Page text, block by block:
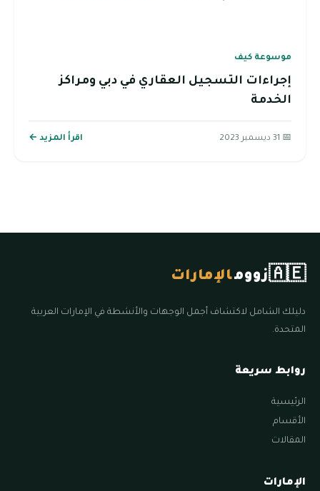
موسوعة كيف
إجراءات التسجيل العقاري في دبي ومراكز
الخدمة
📅 31 ديسمبر 2023 اقرأ المزيد ←
🇦🇪زوومالإمارات
دليلك الشامل لاكتشاف أجمل الوجهات والأنشطة في الإمارات العربية
المتحدة.
روابط سريعة
الرئيسية
الأقسام
المقالات
الإمارات